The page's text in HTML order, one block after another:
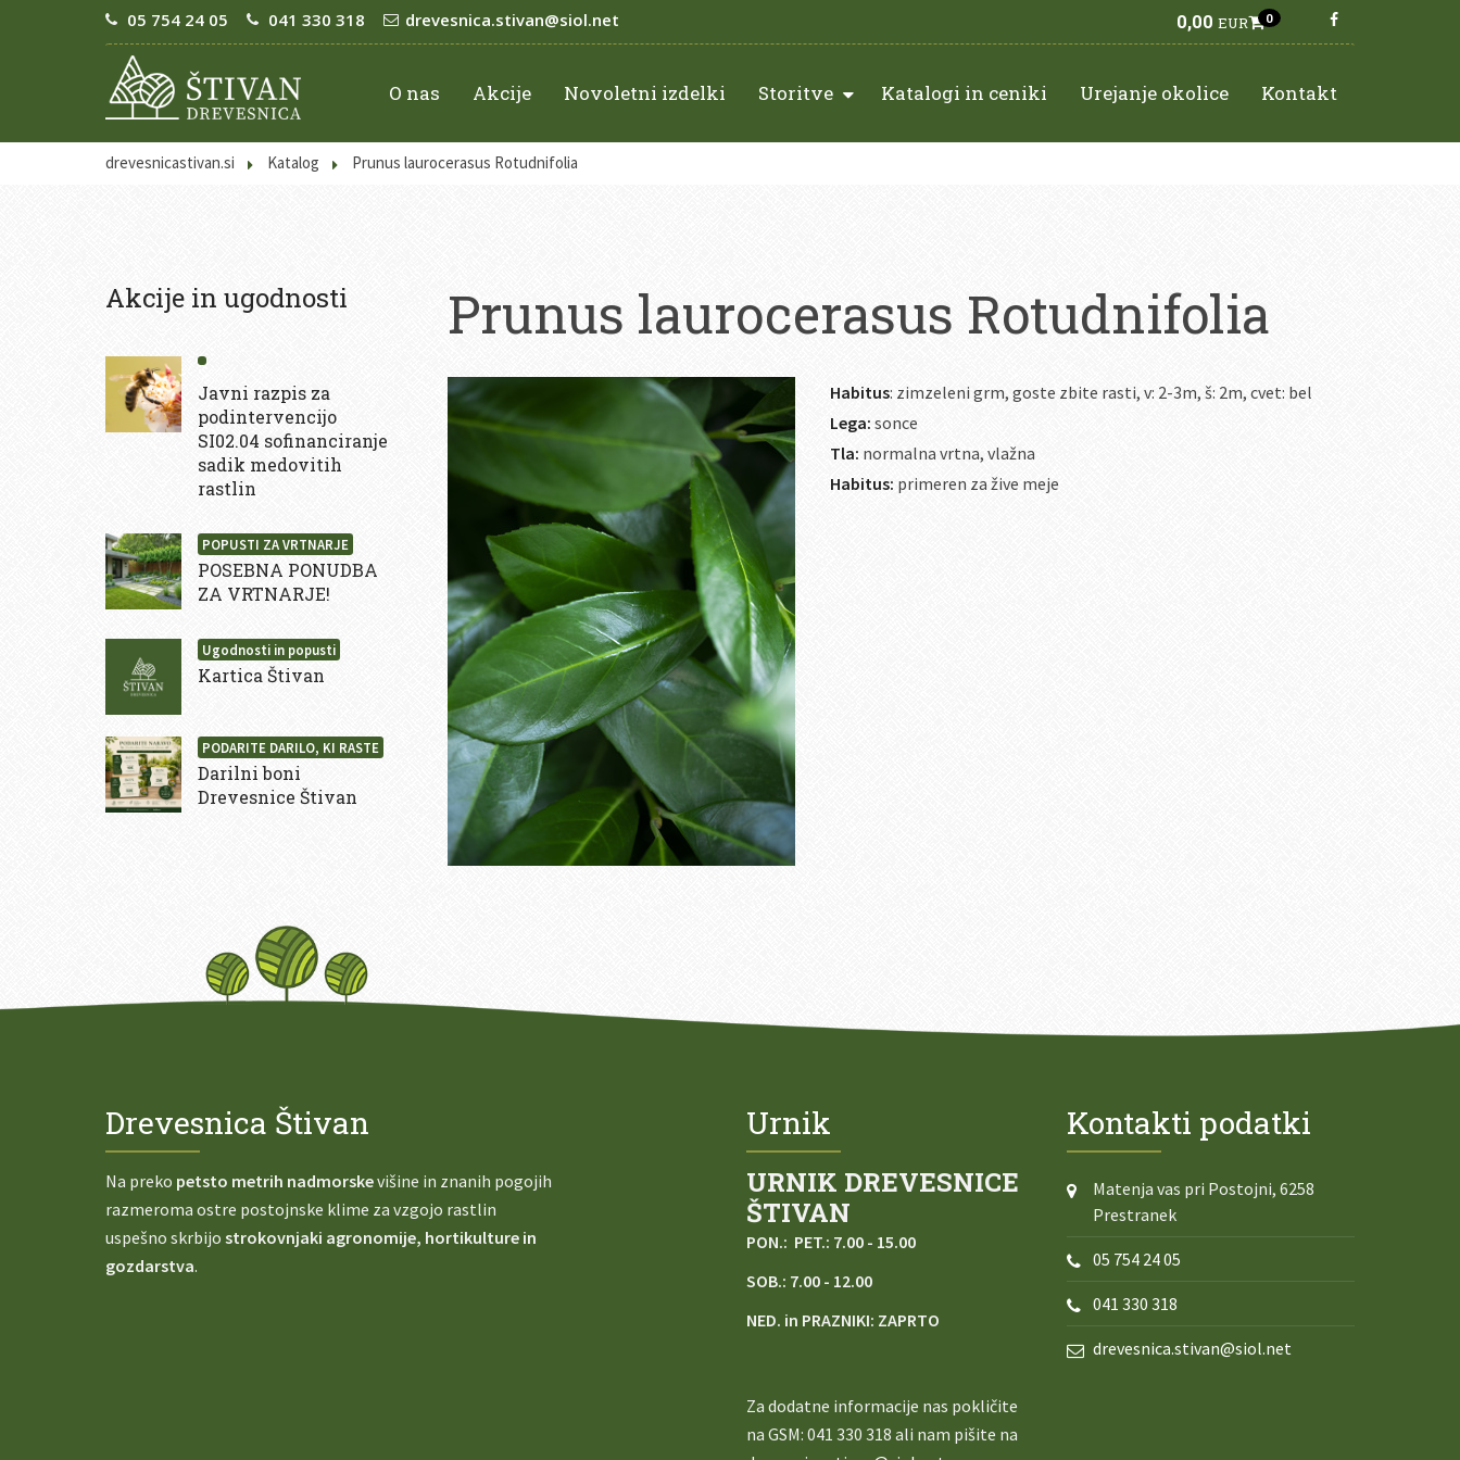
0,00 EUR 0
05 754 24 05 041 330 318 drevesnica.stivan@siol.net
O nas Akcije Novoletni izdelki Storitve Katalogi in ceniki Urejanje okolice Kontakt
drevesnicastivan.si Katalog Prunus laurocerasus Rotudnifolia
Prunus laurocerasus Rotudnifolia
Habitus: zimzeleni grm, goste zbite rasti, v: 2-3m, š: 2m, cvet: bel
Lega: sonce
Tla: normalna vrtna, vlažna
Habitus: primeren za žive meje
Akcije in ugodnosti
Javni razpis za
podintervencijo
SI02.04 sofinanciranje
sadik medovitih
rastlin
POPUSTI ZA VRTNARJE
POSEBNA PONUDBA
ZA VRTNARJE!
Ugodnosti in popusti
Kartica Štivan
PODARITE DARILO, KI RASTE
Darilni boni
Drevesnice Štivan
Drevesnica Štivan
Na preko petsto metrih nadmorskevišine in znanih pogojih
razmeroma ostre postojnske klime za vzgojo rastlin
uspešno skrbijo strokovnjaki agronomije, hortikulture in
gozdarstva.
Urnik
URNIK DREVESNICE
ŠTIVAN
PON.: PET.: 7.00 - 15.00
SOB.: 7.00 - 12.00
NED. in PRAZNIKI: ZAPRTO
Za dodatne informacije nas pokličite
na GSM: 041 330 318 ali nam pišite na
Kontakti podatki
Matenja vas pri Postojni, 6258
Prestranek
05 754 24 05
041 330 318
drevesnica.stivan@siol.net